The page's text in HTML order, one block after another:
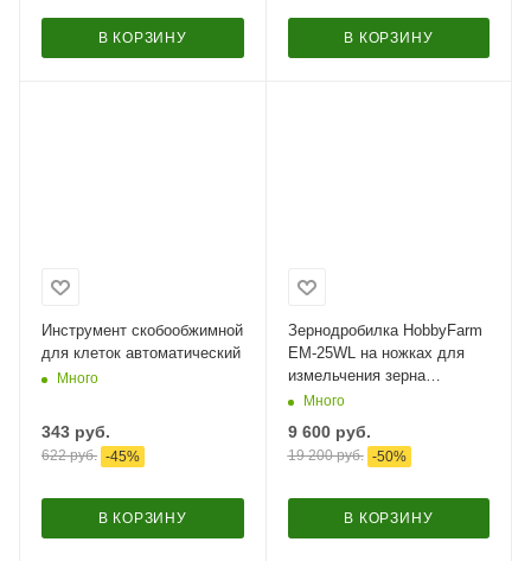
В КОРЗИНУ В КОРЗИНУ
Инструмент скобообжимной
для клеток автоматический
Много
343 руб.
622руб. -45%
В КОРЗИНУ
Зернодробилка HobbyFarm
EM-25WL на ножках для
измельчения зерна
электрическая с функцией
сита​
Много
9 600руб.
19 200руб. -50%
В КОРЗИНУ